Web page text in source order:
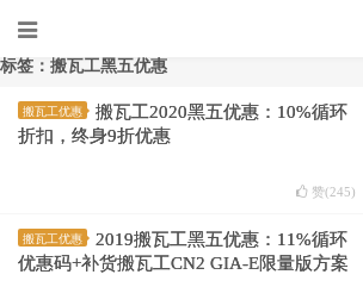
标签：搬瓦工黑五优惠
搬瓦工优惠
搬瓦工2020黑五优惠：10%循环
折扣，终身9折优惠
赞(245)
搬瓦工优惠
2019搬瓦工黑五优惠：11%循环
优惠码+补货搬瓦工CN2 GIA-E限量版方案